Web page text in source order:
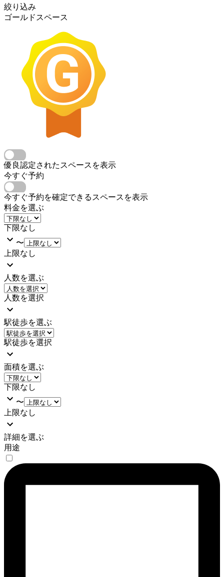
絞り込み
ゴールドスペース
優良認定されたスペースを表示
今すぐ予約
今すぐ予約を確定できるスペースを表示
料金を選ぶ
下限なし
〜
上限なし
人数を選ぶ
人数を選択
駅徒歩を選ぶ
駅徒歩を選択
面積を選ぶ
下限なし
〜
上限なし
詳細を選ぶ
用途